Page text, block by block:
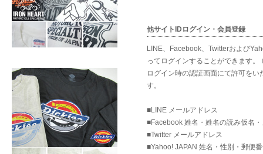
他サイトIDログイン・会員登録
LINE、Facebook、Twitterおよび
ってログインすることができます
ログイン時の認証画面にて許可を
す。
■LINE メールアドレス
■Facebook 姓名・姓名の読み仮名
■Twitter メールアドレス
■Yahoo! JAPAN 姓名・性別・郵便